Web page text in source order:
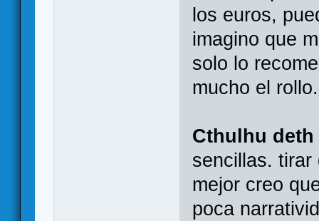
los euros,
imagino que
solo lo
mucho el rollo.
Cthulhu deth
sencillas. tirar
mejor creo
poca